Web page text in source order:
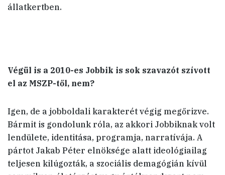
állatkertben.
Végül is a 2010-es Jobbik is sok szavazót szívott
el az MSZP-től, nem?
Igen, de a jobboldali karakterét végig megőrizve.
Bármit is gondolunk róla, az akkori Jobbiknak volt
lendülete, identitása, programja, narratívája. A
pártot Jakab Péter elnöksége alatt ideológiailag
teljesen kilúgozták, a szociális demagógián kívül